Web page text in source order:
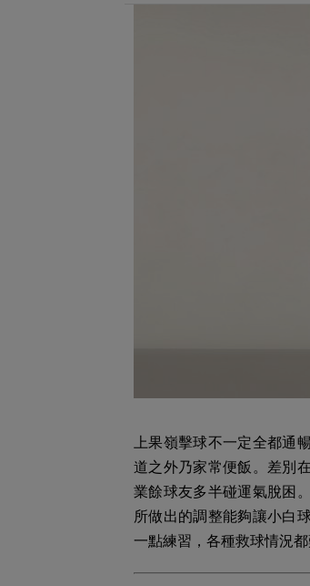
上果嶺擊球不一定全都通
道之外乃家常便飯。差別
業餘球友多半碰運氣脫困
所做出的調整能夠讓小白
一點練習，各種救球情況